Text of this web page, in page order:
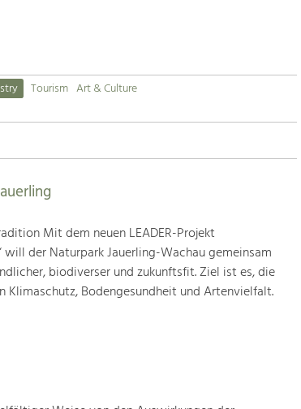
Tourism Art & Culture
Mit dem neuen LEADER-Projekt
der Naturpark Jauerling-Wachau gemeinsam
biodiverser und zukunftsfit. Ziel ist es, die
Bodengesundheit und Artenvielfalt.